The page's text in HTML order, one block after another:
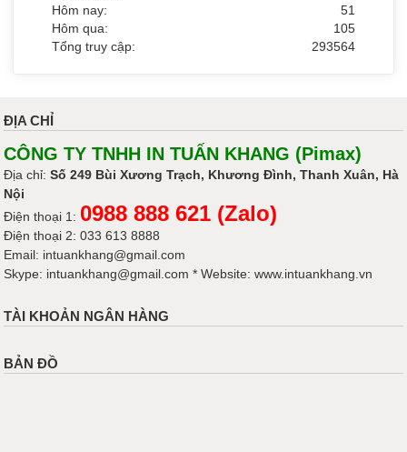
51
Hôm nay:
105
Hôm qua:
293564
Tổng truy cập:
ĐỊA CHỈ
CÔNG TY TNHH IN TUẤN KHANG (Pimax)
Địa chỉ: Số 249 Bùi Xương Trạch, Khương Đình, Thanh Xuân, Hà
Nội
Điện thoại 1: 0988 888 621 (Zalo)
Điện thoại 2: 033 613 8888
Email: intuankhang@gmail.com
Skype: intuankhang@gmail.com * Website: www.intuankhang.vn
TÀI KHOẢN NGÂN HÀNG
BẢN ĐỒ